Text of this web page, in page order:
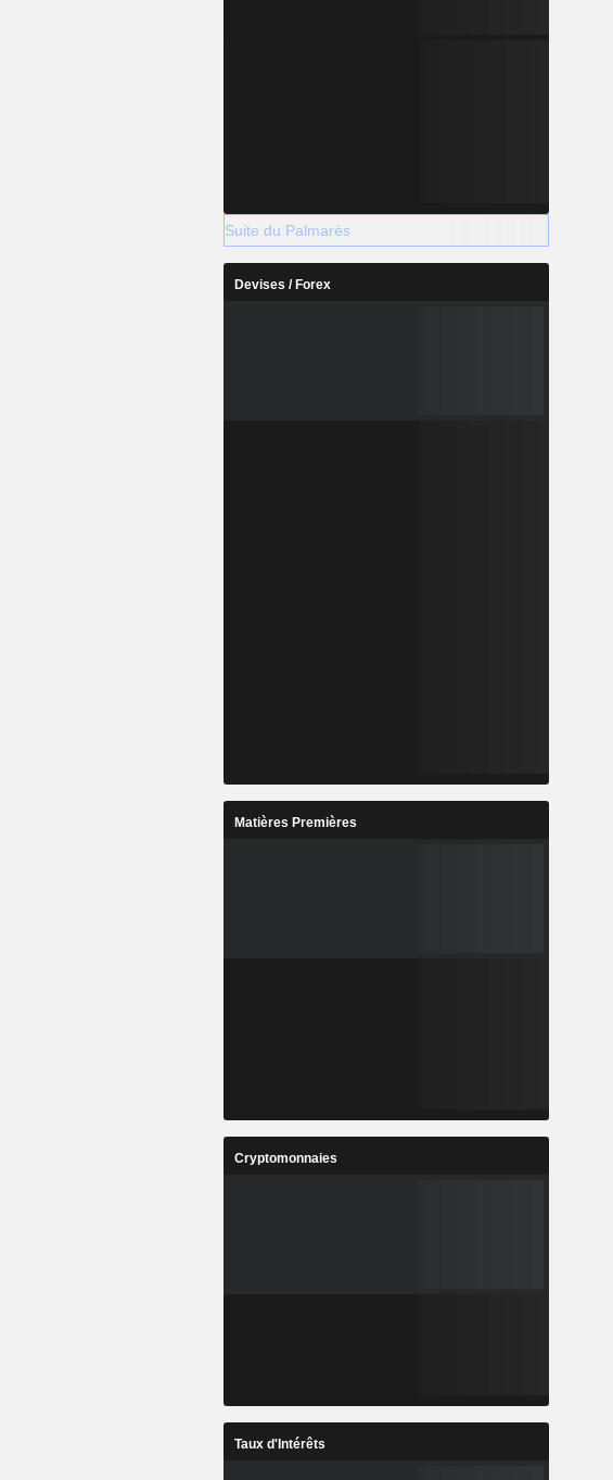
Suite du Palmarès
Devises / Forex
Matières Premières
Cryptomonnaies
Taux d'Intérêts